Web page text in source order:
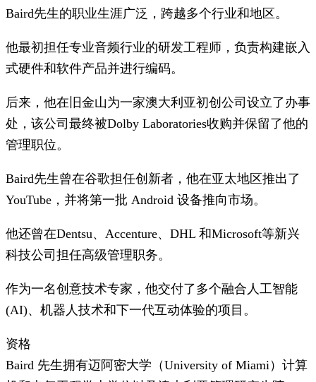
Baird先生的职业生涯广泛，跨越多个行业和地区。
他最初担任专业音频行业的研发工程师，负责构建嵌入
式硬件和软件产品并进行编码。
后来，他在旧金山为一家澳大利亚初创公司设立了办事
处，该公司最终被Dolby Laboratories收购并保留了他的
管理职位。
Baird先生曾在谷歌担任创新者，他在亚太地区推出了
YouTube，并将第一批 Android 设备推向市场。
他还曾在Dentsu、Accenture、DHL 和Microsoft等新兴
科技公司担任高级管理职务。
作为一名创意技术专家，他交付了多个融合人工智能
(AI)、机器人技术和下一代互动体验的项目。
资格
Baird 先生拥有迈阿密大学（University of Miami）计算